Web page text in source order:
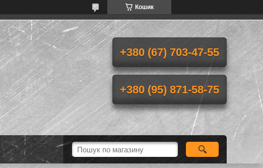
Кошик
+380 (67) 703-47-55
+380 (95) 871-58-75